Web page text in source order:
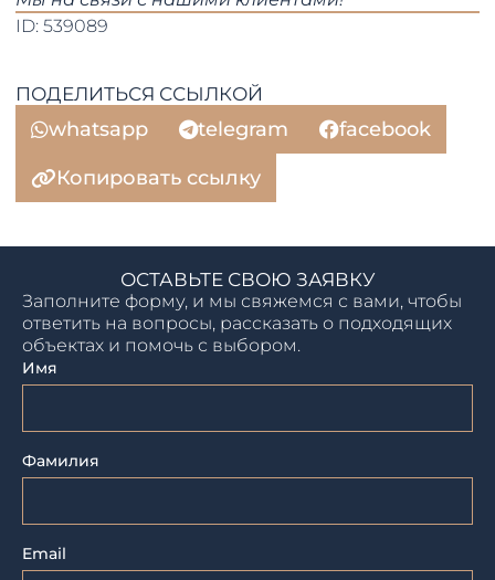
ID: 539089
ПОДЕЛИТЬСЯ ССЫЛКОЙ
whatsapp telegram
facebook
Копировать ссылку
ОСТАВЬТЕ СВОЮ ЗАЯВКУ
Заполните форму, и мы свяжемся с вами, чтобы
ответить на вопросы, рассказать о подходящих
объектах и помочь с выбором.
Имя
Фамилия
Email